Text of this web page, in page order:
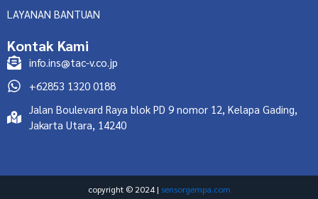
LAYANAN BANTUAN
Kontak Kami
info.ins@tac-v.co.jp
+62853 1320 0188
Jalan Boulevard Raya blok PD 9 nomor 12, Kelapa Gading,
Jakarta Utara, 14240
copyright © 2024 | sensorgempa.com